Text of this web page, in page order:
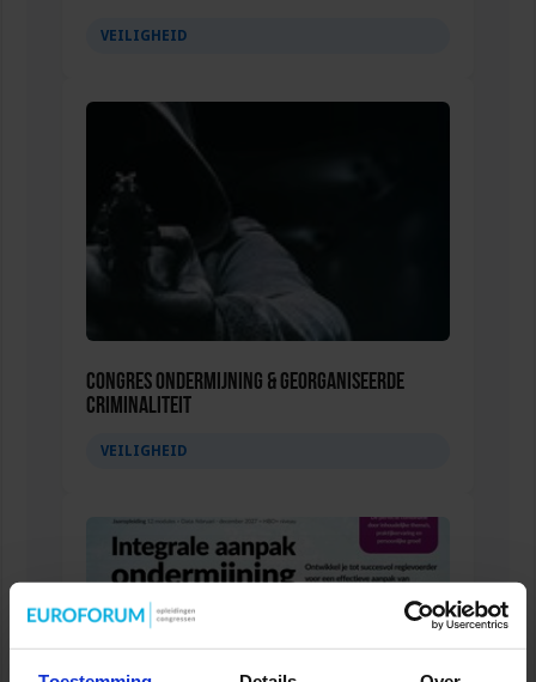
VEILIGHEID
Congres Ondermijning & Georganiseerde
Criminaliteit
VEILIGHEID